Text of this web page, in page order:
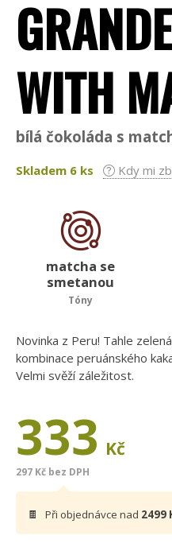
WITH
bílá čokoláda s
Skladem 6ks Kdy mi
matcha se
smetanou
Tóny
Novinka z Peru! Tahle
kombinace peruánského
Velmi svěží záležitost.
333 Kč
297 Kč bez DPH
🍫 Při objednávce nad 2499